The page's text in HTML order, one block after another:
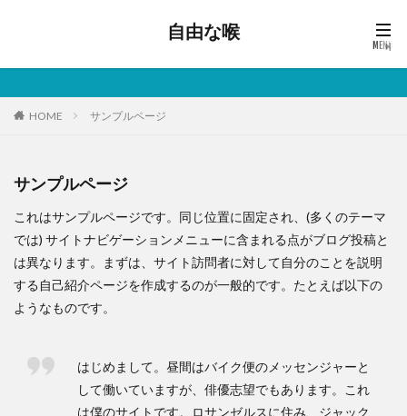
自由な喉
HOME サンプルページ
サンプルページ
これはサンプルページです。同じ位置に固定され、(多くのテーマ
では) サイトナビゲーションメニューに含まれる点がブログ投稿と
は異なります。まずは、サイト訪問者に対して自分のことを説明
する自己紹介ページを作成するのが一般的です。たとえば以下の
ようなものです。
はじめまして。昼間はバイク便のメッセンジャーと
して働いていますが、俳優志望でもあります。これ
は僕のサイトです。ロサンゼルスに住み、ジャック